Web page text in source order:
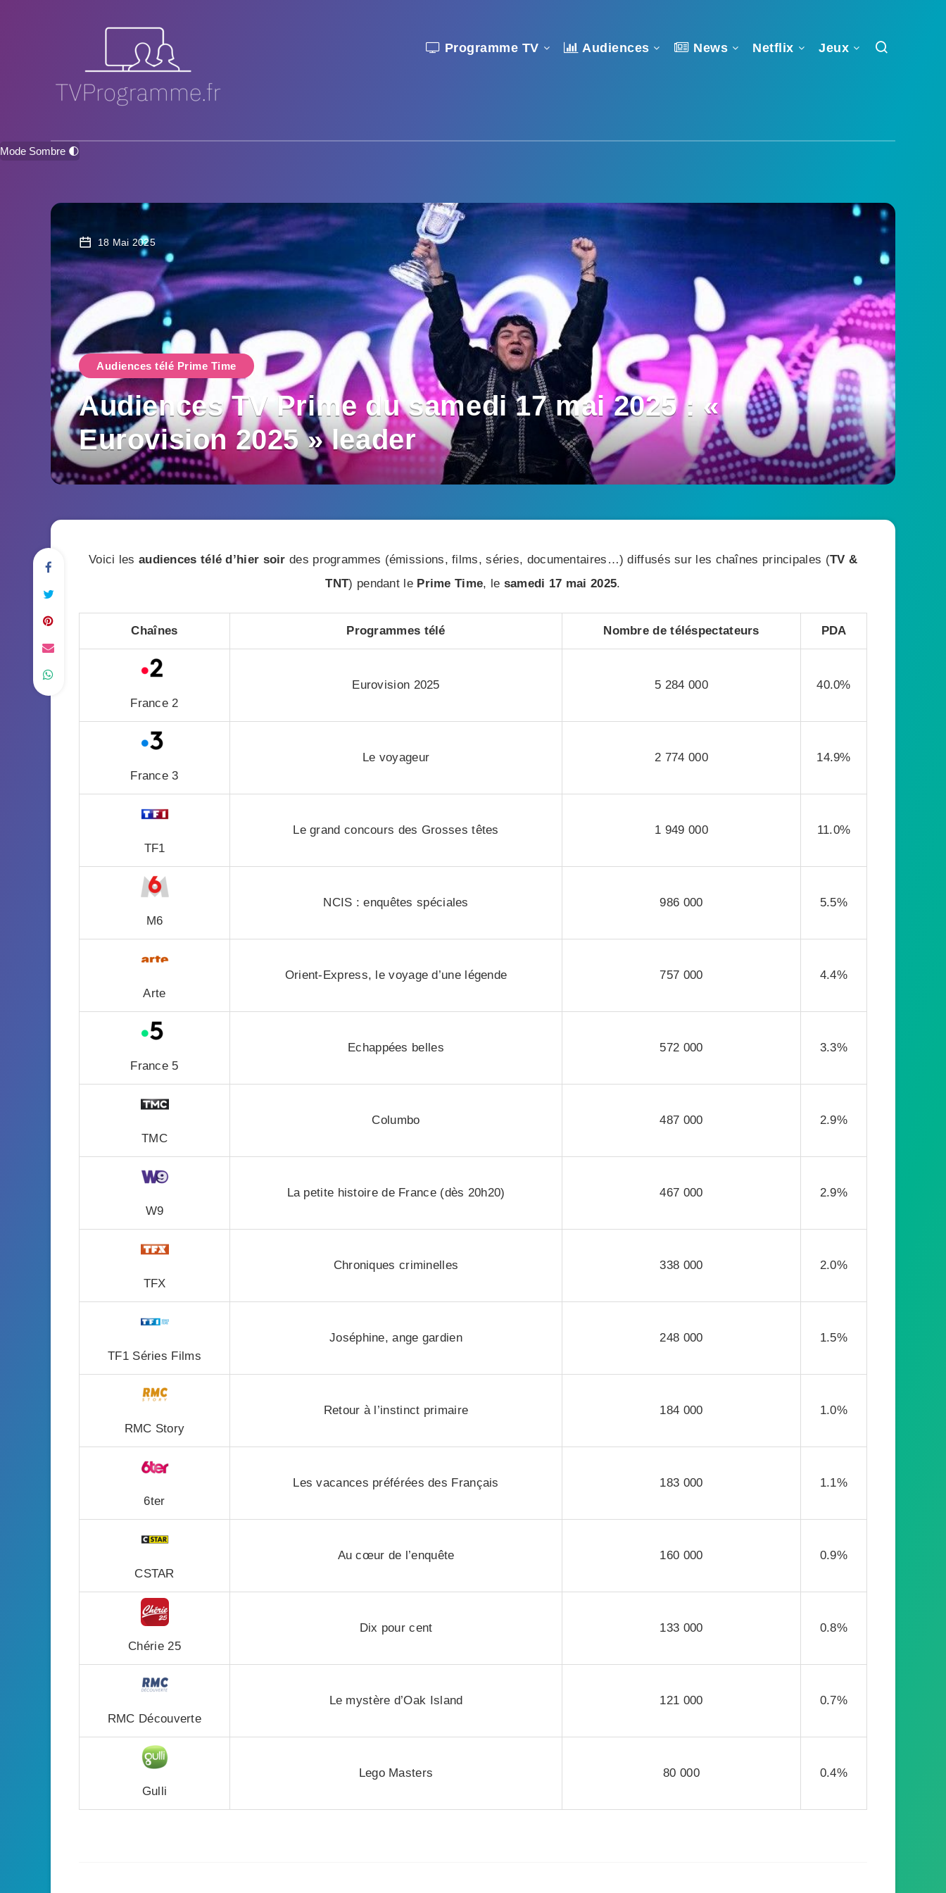
Programme TV Audiences News Netflix Jeux
Mode Sombre 🌓
18 Mai 2025
Audiences télé Prime Time
Audiences TV Prime du samedi 17 mai 2025 : «
Eurovision 2025 » leader
Voici les audiences télé d’hier soir des programmes (émissions, films, séries, documentaires…) diffusés sur les chaînes principales (TV &
TNT) pendant le Prime Time, le samedi 17 mai 2025.
Chaînes Programmes télé Nombre de téléspectateurs PDA
France 2
Eurovision 2025 5 284 000 40.0%
France 3
Le voyageur 2 774 000 14.9%
TF1
Le grand concours des Grosses têtes 1 949 000 11.0%
M6
NCIS : enquêtes spéciales 986 000 5.5%
Arte
Orient-Express, le voyage d’une légende 757 000 4.4%
France 5
Echappées belles 572 000 3.3%
TMC
Columbo 487 000 2.9%
W9
La petite histoire de France (dès 20h20) 467 000 2.9%
TFX
Chroniques criminelles 338 000 2.0%
TF1 Séries Films
Joséphine, ange gardien 248 000 1.5%
RMC Story
Retour à l’instinct primaire 184 000 1.0%
6ter
Les vacances préférées des Français 183 000 1.1%
CSTAR
Au cœur de l’enquête 160 000 0.9%
Chérie 25
Dix pour cent 133 000 0.8%
RMC Découverte
Le mystère d’Oak Island 121 000 0.7%
Gulli
Lego Masters 80 000 0.4%